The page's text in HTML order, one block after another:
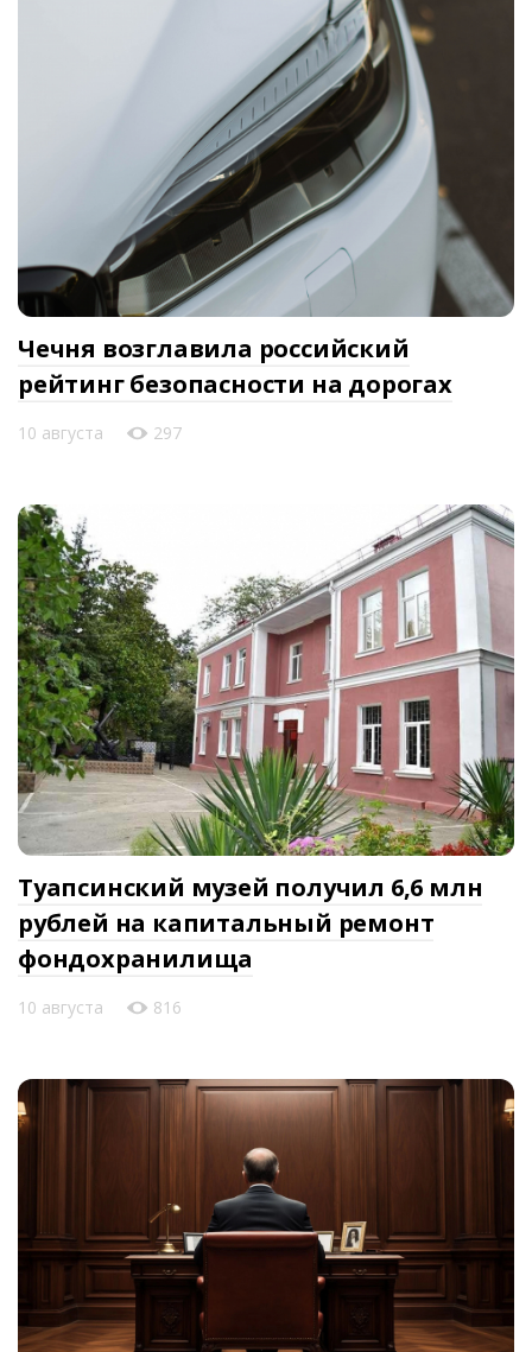
Чечня возглавила российский
рейтинг безопасности на дорогах
10 августа 297
Туапсинский музей получил 6,6 млн
рублей на капитальный ремонт
фондохранилища
10 августа 816